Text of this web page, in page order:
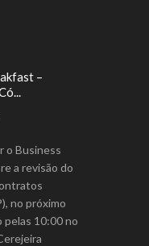
–
o Business
a revisão do
no próximo
pelas 10:00 no